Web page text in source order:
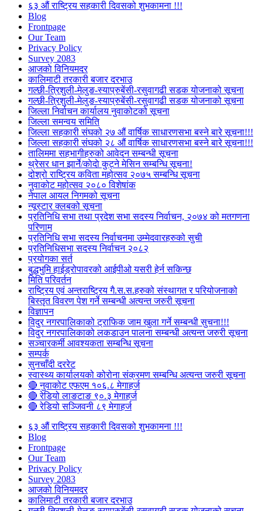
६३ औं राष्ट्रिय सहकारी दिवसको शुभकामना !!!
Blog
Frontpage
Our Team
Privacy Policy
Survey 2083
आजकाे विनियमदर
कालिमाटी तरकारी बजार दरभाउ
गल्छी-त्रिशुली-मेलुङ-स्याप्रुबेंसी-रसुवागढी सडक योजनाको सूचना
गल्छी-त्रिशुली-मेलुङ-स्याप्रुबेंसी-रसुवागढी सडक योजनाको सूचना
जिल्ला निर्वाचन कार्यालय नुवाकोटको सूचना
जिल्ला समन्वय समिति
जिल्ला सहकारी संघको २७ औं वार्षिक साधारणसभा बस्ने बारे सूचना!!!
जिल्ला सहकारी संघको २८ औं वार्षिक साधारणसभा बस्ने बारे सूचना!!!
तालिममा सहभागीहरुको आवेदन सम्बन्धी सूचना
थ्रेसर धान झार्ने/काेदाे कुट्ने मेसिन सम्बन्धि सूचना!
दोश्रो राष्ट्रिय कविता महोत्सव २०७५ सम्बन्धि सूचना
नुवाकोट महोत्सव २०८० विशेषांक
नेपाल आयल निगमको सूचना
न्यूस्टार क्लबको सूचना
प्रतिनिधि सभा तथा प्रदेश सभा सदस्य निर्वाचन, २०७४ को मतगणना
परिणाम
प्रतिनिधि सभा सदस्य निर्वाचनमा उम्मेदवारहरुको सुची
प्रतिनिधिसभा सदस्य निर्वाचन २०८२
प्रयोगका सर्त
बुद्धभुमि हाईड्रोपावरको आईपीओ यसरी हेर्न सकिन्छ
मिति परिवर्तन
राष्ट्रिय एवं अन्तराष्ट्रिय गै.स.स.हरुको संस्थागत र परियोजनाको
बिस्तृत विवरण पेश गर्ने सम्बन्धी अत्यन्त जरुरी सूचना
विज्ञापन
विदुर नगरपालिकाको ट्राफिक जाम खुला गर्ने सम्बन्धी सुचना!!!
विदुर नगरपालिकाको लकडाउन पालना सम्बन्धी अत्यन्त जरुरी सूचना
सञ्चारकर्मी आवश्यकता सम्बन्धि सूचना
सम्पर्क
सुनचाँदी दररेट
स्वास्थ्य कार्यालयको कोरोना संक्रमण सम्बन्धि अत्यन्त जरुरी सूचना
🔴 नुवाकोट एफएम १०६.८ मेगाहर्ज
🔴 रेडियो लाङटाङ ९०.३ मेगाहर्ज
🔴 रेडियो सञ्जिवनी ८९ मेगाहर्ज
६३ औं राष्ट्रिय सहकारी दिवसको शुभकामना !!!
Blog
Frontpage
Our Team
Privacy Policy
Survey 2083
आजकाे विनियमदर
कालिमाटी तरकारी बजार दरभाउ